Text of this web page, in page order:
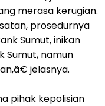
merasa kerugian.
prosedurnya
Sumut, inikan
Sumut, namun
jelasnya.
pihak kepolisian